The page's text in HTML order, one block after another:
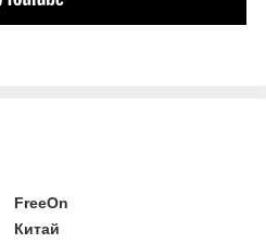
FreeOn
Китай